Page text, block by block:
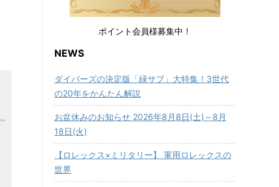
ポイント会員様募集中！
NEWS
ダイバーズの決定版「緑サブ」大特集！3世代
の20年をかんたん解説
お盆休みのお知らせ 2026年8月8日(土)～8月
18日(火)
【ロレックス×ミリタリー】 軍用ロレックスの
世界